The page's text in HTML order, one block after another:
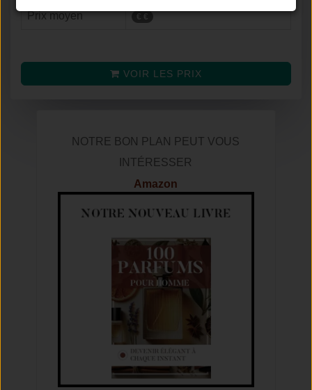
Prix moyen € €
VOIR LES PRIX
NOTRE BON PLAN PEUT VOUS
INTÉRESSER
Amazon